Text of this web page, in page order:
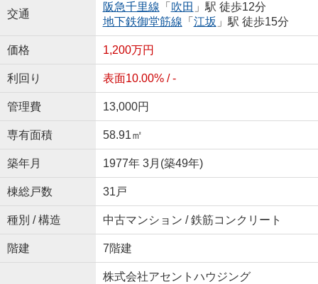
交通
阪急千里線 「 吹田 」駅 徒歩12分
地下鉄御堂筋線 「 江坂 」駅 徒歩15分
価格 1,200万円
利回り 表面10.00% / -
管理費 13,000円
専有面積 58.91㎡
築年月 1977年 3月(築49年)
棟総戸数 31戸
種別 / 構造 中古マンション / 鉄筋コンクリート
階建 7階建
株式会社アセントハウジング